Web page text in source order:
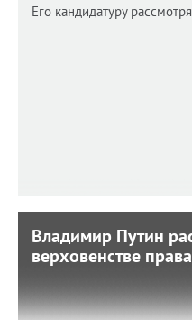
Его кандидатуру
Владимир Путин
верховенстве права
Президент на пресс-
нет